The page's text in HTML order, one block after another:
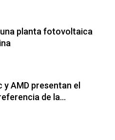
planta fotovoltaica
AMD presentan el
de la
acelerar el